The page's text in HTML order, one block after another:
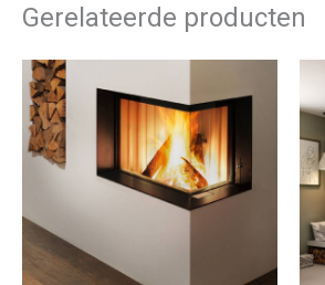
Gerelateerde producten